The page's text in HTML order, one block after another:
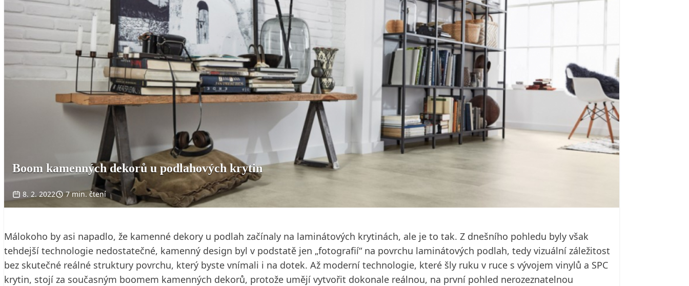
Boom kamenných dekorů u podlahových krytin
8. 2. 2022 7 min. čtení
Málokoho by asi napadlo, že kamenné dekory u podlah začínaly na laminátových krytinách, ale je to tak. Z dnešního pohledu byly však
tehdejší technologie nedostatečné, kamenný design byl v podstatě jen „fotografií“ na povrchu laminátových podlah, tedy vizuální záležitost
bez skutečné reálné struktury povrchu, který byste vnímali i na dotek. Až moderní technologie, které šly ruku v ruce s vývojem vinylů a SPC
krytin, stojí za současným boomem kamenných dekorů, protože umějí vytvořit dokonale reálnou, na první pohled nerozeznatelnou